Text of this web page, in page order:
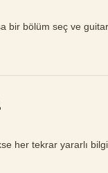
bir bölüm seç ve
her tekrar yararlı